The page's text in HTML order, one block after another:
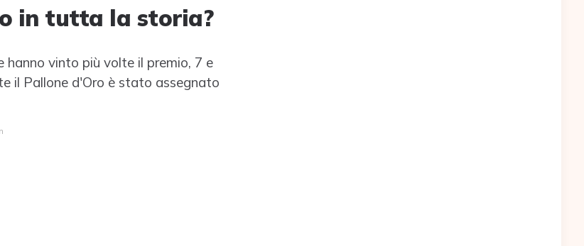
in tutta la storia?
hanno vinto più volte il premio, 7 e
il Pallone d'Oro è stato assegnato